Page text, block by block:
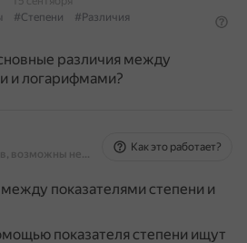
#Степени
#Различия
различия между
и логарифмами?
На основе источников, возможны неточности
Как это работает?
показателями степени и
показателя степени ищут